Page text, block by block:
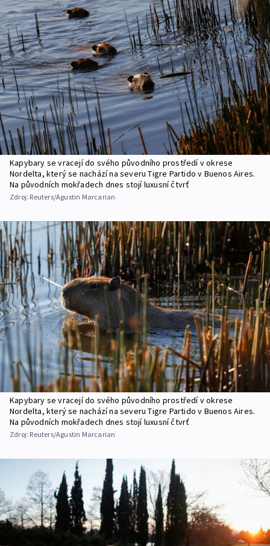
Kapybary se vracejí do svého původního prostředí v okrese
Nordelta, který se nachází na severu Tigre Partido v Buenos Aires.
Na původních mokřadech dnes stojí luxusní čtvrť
Zdroj: Reuters/Agustin Marcarian
Kapybary se vracejí do svého původního prostředí v okrese
Nordelta, který se nachází na severu Tigre Partido v Buenos Aires.
Na původních mokřadech dnes stojí luxusní čtvrť
Zdroj: Reuters/Agustin Marcarian